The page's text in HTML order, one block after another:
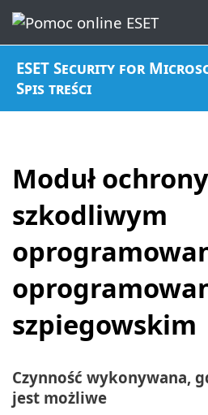
ESET Security for
Spis treści
Moduł
szkodliwym
szpiegowskim
Czynność wykonywana,
jest możliwe